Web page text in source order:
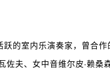
跃的室内乐演奏家，曾合
佐夫、女中音维尔皮·赖